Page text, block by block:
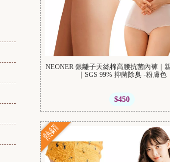
NEONER 銀離子天絲棉高腰抗菌內褲｜
｜SGS 99% 抑菌除臭 -粉膚色
$450
熱銷